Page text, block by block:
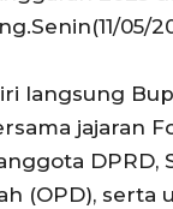
05/
langsung
jajaran
DPRD,
(OPD), serta